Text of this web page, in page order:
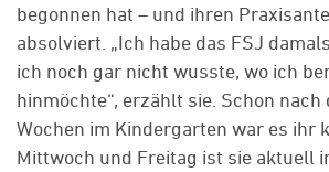
begonnen hat – und ihren
absolviert. „Ich habe das FSJ
ich noch gar nicht wusste, wo ich
hinmöchte“, erzählt sie. Schon nach
Wochen im Kindergarten war es ihr
Mittwoch und Freitag ist sie aktuell